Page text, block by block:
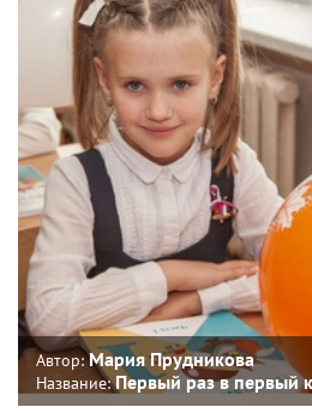
Автор:Мария Прудникова
Название:Первый раз в первый